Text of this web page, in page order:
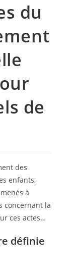
du
de
des
enfants,
à
concernant la
ces actes…
définie